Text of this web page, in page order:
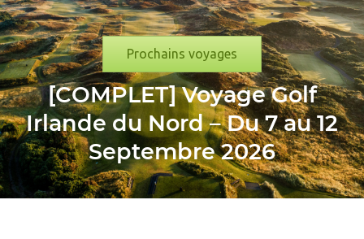
Prochains voyages
[COMPLET] Voyage Golf
Irlande du Nord – Du 7 au 12
Septembre 2026